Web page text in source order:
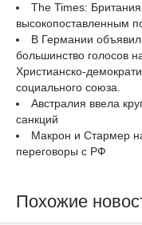
The Times:
высокопоставленным
В Германии
большинство голосов
Христианско-
социального союза.
Австралия ввела
санкций
Макрон и Стармер
переговоры с РФ
Похожие